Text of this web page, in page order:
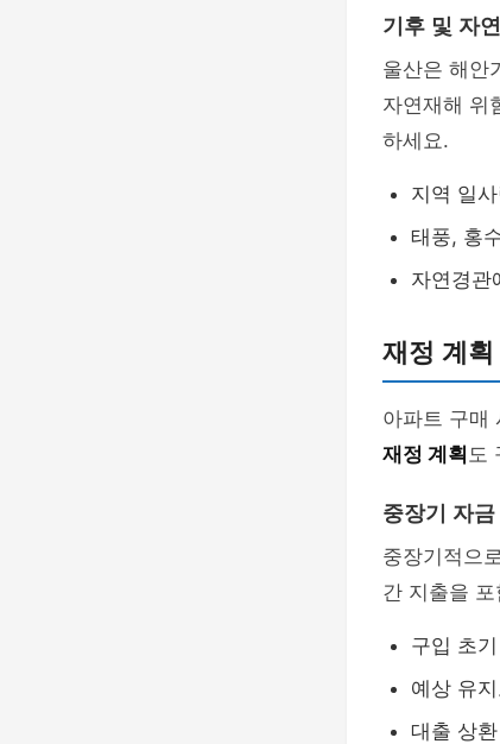
기후 및 자
울산은 해안
자연재해 위
하세요.
지역 일
태풍, 홍
자연경관
재정 계
아파트 구매
재정 계획 도
중장기 자금
중장기적으
간 지출을
구입 초
예상 유
대출 상